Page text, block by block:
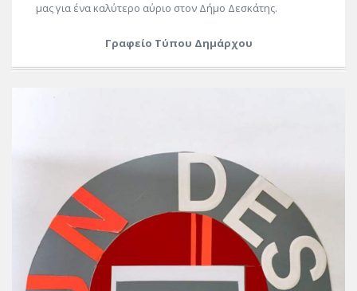
μας για ένα καλύτερο αύριο στον Δήμο Δεσκάτης.
Γραφείο Τύπου Δημάρχου